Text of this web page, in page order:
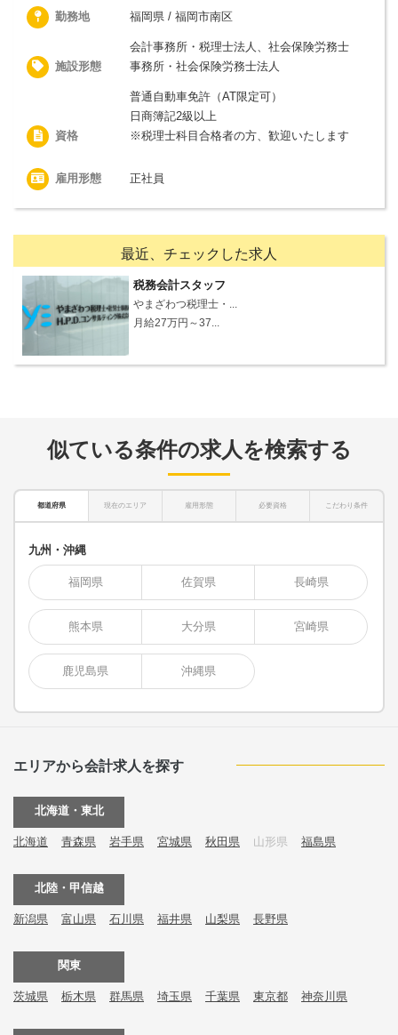
勤務地 福岡県 / 福岡市南区
施設形態
会計事務所・税理士法人、社会保険労務士
事務所・社会保険労務士法人
資格
普通自動車免許（AT限定可）
日商簿記2級以上
※税理士科目合格者の方、歓迎いたします
雇用形態 正社員
最近、チェックした求人
税務会計スタッフ
やまざわつ税理士・...
月給27万円～37...
似ている条件の求人を検索する
都道府県 現在のエリア 雇用形態 必要資格 こだわり条件
九州・沖縄
福岡県 佐賀県 長崎県
熊本県 大分県 宮崎県
鹿児島県 沖縄県
エリアから会計求人を探す
北海道・東北
北海道 青森県 岩手県 宮城県 秋田県 山形県 福島県
北陸・甲信越
新潟県 富山県 石川県 福井県 山梨県 長野県
関東
茨城県 栃木県 群馬県 埼玉県 千葉県 東京都 神奈川県